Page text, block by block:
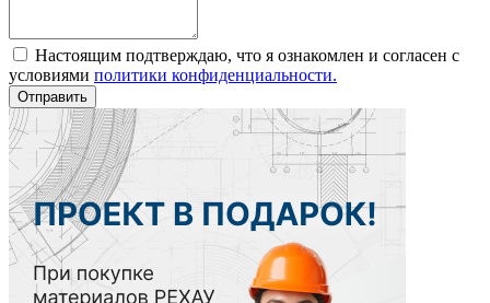
Настоящим подтверждаю, что я ознакомлен и согласен с
условиями политики конфиденциальности.
Отправить